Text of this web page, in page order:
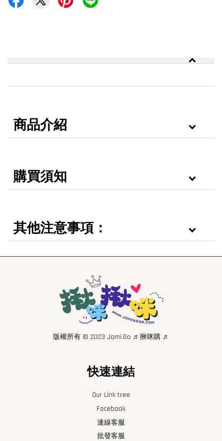
商品介紹
購買須知
其他注意事項：
版權所有 © 2023 Jomi.Go ♬揪咪購 ♬
快速連結
Our Link tree
Facebook
連線客服
批發客服